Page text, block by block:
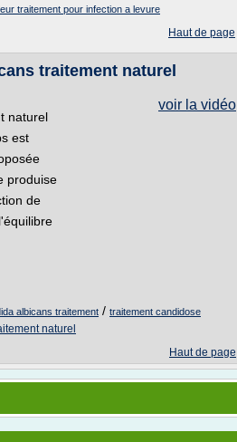
traitement pour infection a levure
Haut de page
traitement naturel
voir la vidéo
naturel
est
produise
de
albicans traitement / traitement candidose
naturel
Haut de page